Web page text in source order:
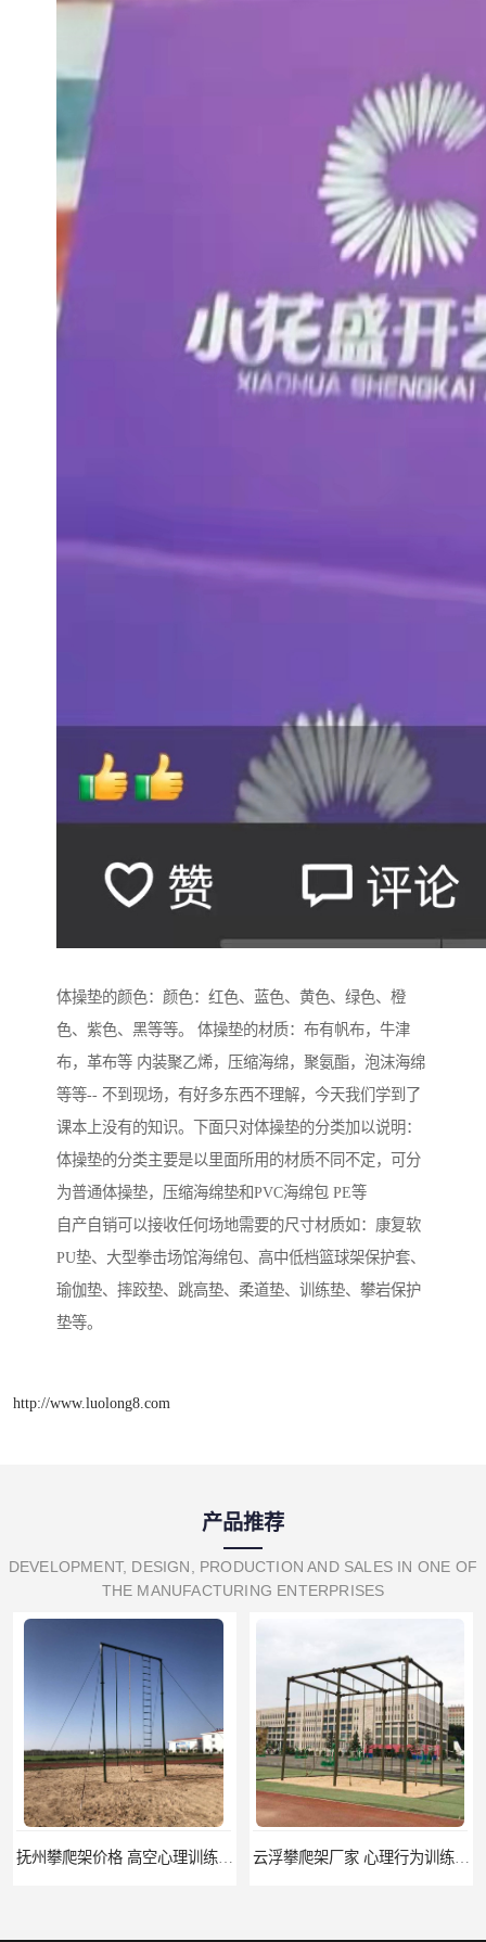
体操垫的颜色：颜色：红色、蓝色、黄色、绿色、橙
色、紫色、黑等等。 体操垫的材质：布有帆布，牛津
布，革布等 内装聚乙烯，压缩海绵，聚氨酯，泡沫海绵
等等-- 不到现场，有好多东西不理解，今天我们学到了
课本上没有的知识。下面只对体操垫的分类加以说明：
体操垫的分类主要是以里面所用的材质不同不定，可分
为普通体操垫，压缩海绵垫和PVC海绵包 PE等
自产自销可以接收任何场地需要的尺寸材质如：康复软
PU垫、大型拳击场馆海绵包、高中低档篮球架保护套、
瑜伽垫、摔跤垫、跳高垫、柔道垫、训练垫、攀岩保护
垫等。
http://www.luolong8.com
产品推荐
DEVELOPMENT, DESIGN, PRODUCTION AND SALES IN ONE OF
THE MANUFACTURING ENTERPRISES
抚州攀爬架价格 高空心理训练器材 标准尺寸 云浮攀爬架厂家 心理行为训练器材 质量保证